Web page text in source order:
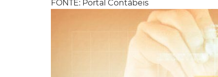
FONTE: Portal Contábeis